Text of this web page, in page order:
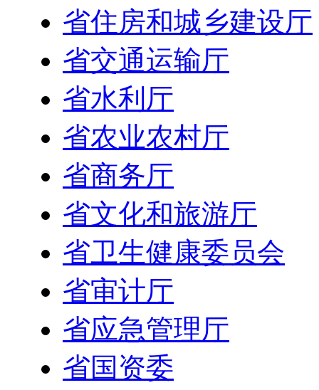
省住房和城乡建设厅
省交通运输厅
省水利厅
省农业农村厅
省商务厅
省文化和旅游厅
省卫生健康委员会
省审计厅
省应急管理厅
省国资委